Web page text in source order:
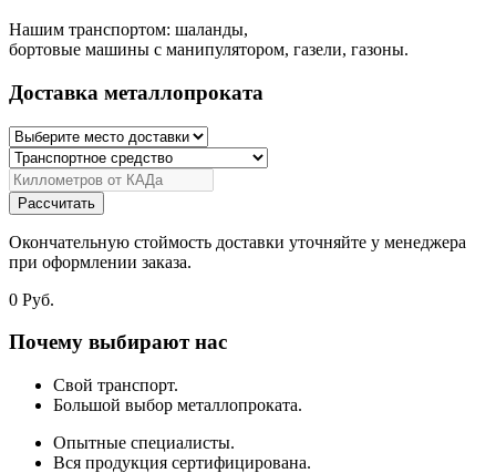
Нашим транспортом: шаланды,
бортовые машины с манипулятором, газели, газоны.
Доставка металлопроката
Рассчитать
Окончательную стоймость доставки уточняйте у менеджера
при оформлении заказа.
0 Руб.
Почему выбирают нас
Свой транспорт.
Большой выбор металлопроката.
Опытные специалисты.
Вся продукция сертифицирована.